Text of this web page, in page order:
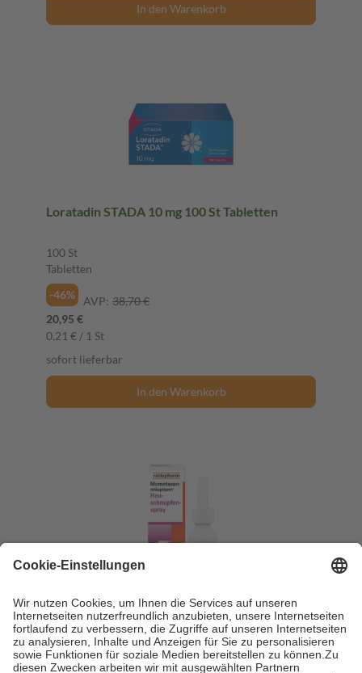
In den Warenkorb
Loratadin STADA 10 mg 100 St Tabletten
100 St
Tabletten
-46%
AVP: 38,70 €
20,95 €
0,21 € / 1 St
sofort lieferbar
In den Warenkorb
18 g Nasenspray
18 g
Nasenspray